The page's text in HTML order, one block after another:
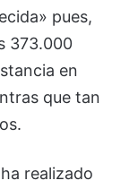
pues,
373.000
en
que tan
realizado